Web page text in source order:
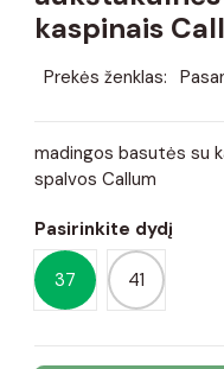
kaspinais
Prekės ženklas:
madingos basutės su
spalvos Callum
Pasirinkite dydį
37 41